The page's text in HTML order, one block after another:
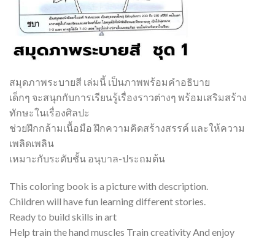
สมุดภาพระบายสี เล่มนี้ เป็นภาพพร้อมคำอธิบาย
เด็กๆ จะสนุกกับการเรียนรู้เรื่องราวต่างๆ พร้อมเสริมสร้าง
ทักษะในเรื่องศิลปะ
ช่วยฝึกกล้ามเนื้อมือ ฝึกความคิดสร้างสรรค์ และให้ความ
เพลิดเพลิน
เหมาะกับระดับชั้น อนุบาล-ประถมต้น
This coloring book is a picture with description.
Children will have fun learning different stories.
Ready to build skills in art
Help train the hand muscles Train creativity And enjoy